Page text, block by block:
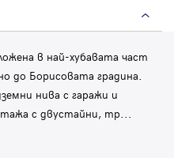
в най-хубавата част
до Борисовата градина.
нива с гаражи и
с двустайни, тр...